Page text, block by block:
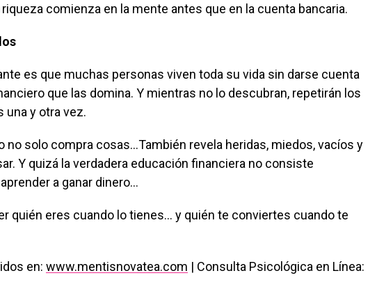
comienza en la mente antes que en la cuenta bancaria.
es que muchas personas viven toda su vida sin darse cuenta
que las domina. Y mientras no lo descubran, repetirán los
una y otra vez.
no solo compra cosas…También revela heridas, miedos, vacíos y
Y quizá la verdadera educación financiera no consiste
a ganar dinero…
quién eres cuando lo tienes… y quién te conviertes cuando te
en: www.mentisnovatea.com | Consulta Psicológica en Línea: